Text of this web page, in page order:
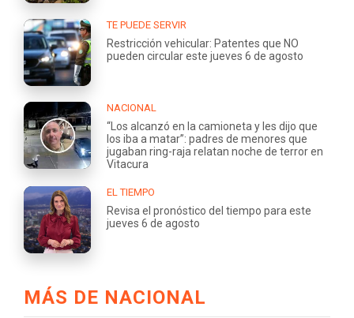
TE PUEDE SERVIR
Restricción vehicular: Patentes que NO
pueden circular este jueves 6 de agosto
NACIONAL
“Los alcanzó en la camioneta y les dijo que
los iba a matar”: padres de menores que
jugaban ring-raja relatan noche de terror en
Vitacura
EL TIEMPO
Revisa el pronóstico del tiempo para este
jueves 6 de agosto
MÁS DE NACIONAL